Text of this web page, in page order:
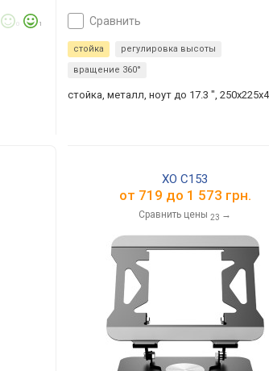
1 сравнить
стойка
регулировка высоты
вращение 360°
стойка, металл, ноут до 17.3 ",
XO C153
от 719 до 1 573 грн.
Сравнить цены 23 →